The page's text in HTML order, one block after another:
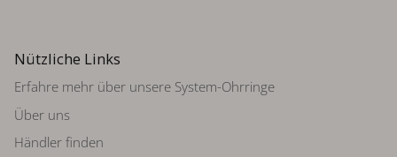
Nützliche Links
Erfahre mehr über unsere System-Ohrringe
Über uns
Händler finden